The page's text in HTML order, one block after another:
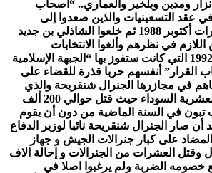
ومدين وبلخير والعماري.. “أصحاب
في عقد التسعينيات والذين صعدوا إلى
الواجهة بعد قمع مظاهرات أكتوبر 1988 ثم خلعوا الشاذلي بن جديد
في نظرهم وألغوا الانتخابات
التشريعية لـشهر يناير 1992 التي كانت ستفوز بها “الجبهة الإسلامية
القرار” أنفسهم حربا قذرة للقضاء على
في مجازرها الجنرال شنقريحة والذي
كان يطلق عليه جزار العشرية السوداء حيث قتل حوالي 200 ألف
تبون في السنة الماضية من دون أن يقوم
أن صار الجنرال شنقريحة نائبا لوزير الدفاع
على كبار جنرالات الجيش و جهاز
وقتل العشرات من الجنرالات و إحالة الاف
خصومه الضربة ولم يرغبوا اصلا في